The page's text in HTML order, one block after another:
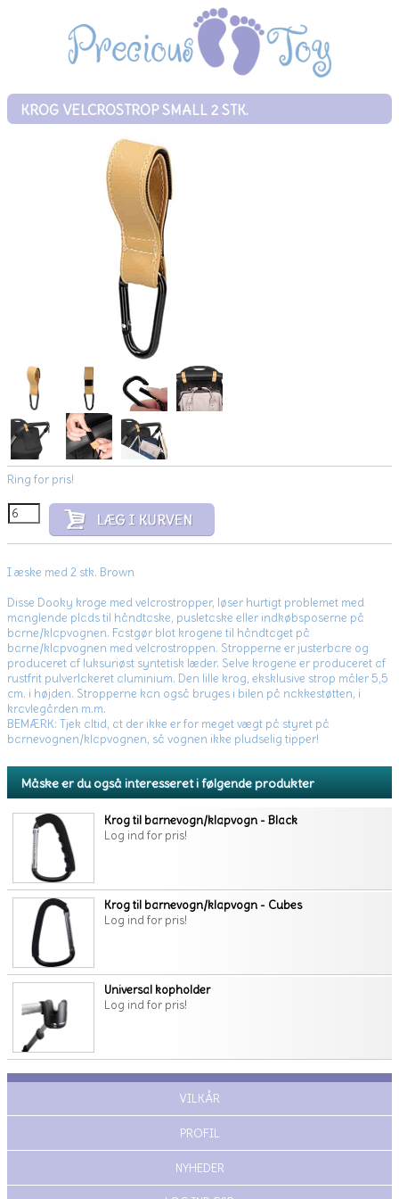
KROG VELCROSTROP SMALL 2 STK.
Ring for pris!
I æske med 2 stk. Brown
Disse Dooky kroge med velcrostropper, løser hurtigt problemet med
manglende plads til håndtaske, pusletaske eller indkøbsposerne på
barne/klapvognen. Fastgør blot krogene til håndtaget på
barne/klapvognen med velcrostroppen. Stropperne er justerbare og
produceret af luksuriøst syntetisk læder. Selve krogene er produceret af
rustfrit pulverlakeret aluminium. Den lille krog, eksklusive strop måler 5,5
cm. i højden. Stropperne kan også bruges i bilen på nakkestøtten, i
kravlegården m.m.
BEMÆRK: Tjek altid, at der ikke er for meget vægt på styret på
barnevognen/klapvognen, så vognen ikke pludselig tipper!
Måske er du også interesseret i følgende produkter
Krog til barnevogn/klapvogn - Black
Log ind for pris!
Krog til barnevogn/klapvogn - Cubes
Log ind for pris!
Universal kopholder
Log ind for pris!
VILKÅR
PROFIL
NYHEDER